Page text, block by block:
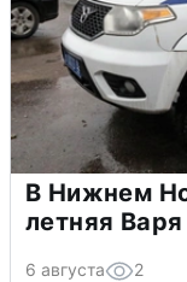
В Нижнем
летняя
6 августа 2